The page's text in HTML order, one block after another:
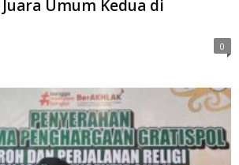
Umum Kedua di
0